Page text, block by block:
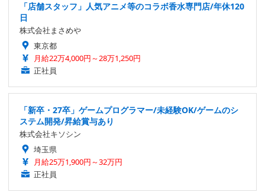
「店舗スタッフ」人気アニメ等のコラボ香水専門店/年休120
日
株式会社まさめや
東京都
月給22万4,000円～28万1,250円
正社員
「新卒・27卒」ゲームプログラマー/未経験OK/ゲームのシ
ステム開発/昇給賞与あり
株式会社キソシン
埼玉県
月給25万1,900円～32万円
正社員